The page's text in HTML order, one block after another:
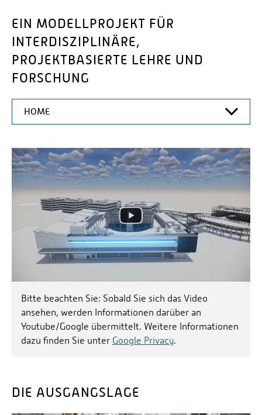
EIN MODELLPROJEKT FÜR
INTERDISZIPLINÄRE,
PROJEKTBASIERTE LEHRE UND
FORSCHUNG
HOME
Bitte beachten Sie: Sobald Sie sich das Video
ansehen, werden Informationen darüber an
Youtube/Google übermittelt. Weitere Informationen
dazu finden Sie unter Google Privacy.
DIE AUSGANGSLAGE